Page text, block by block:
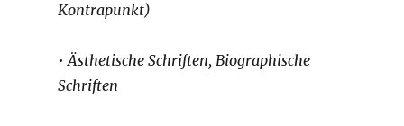
Kontrapunkt)
• ÄsthetischeSchriften, Biographische
Schriften